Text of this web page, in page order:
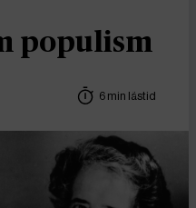
populism
6 min lästid